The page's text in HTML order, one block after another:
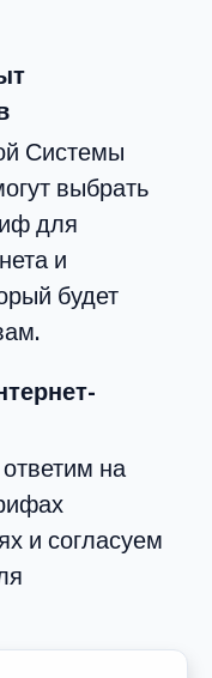
Системы
выбрать
для
и
будет
на
и согласуем